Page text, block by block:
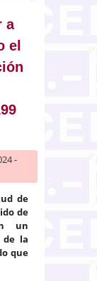
a
el
-
de
de
un
de la
que